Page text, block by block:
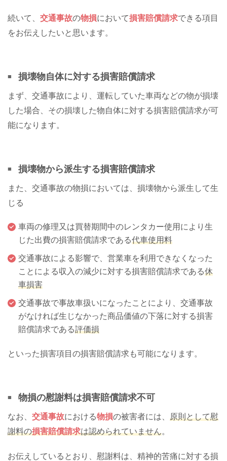
続いて、 交通事故の物損において損害賠償請求できる項目
をお伝えしたいと思います。
損壊物自体に対する損害賠償請求
まず、交通事故により、運転していた車両などの物が損壊
した場合、その損壊した物自体に対する損害賠償請求が可
能になります。
損壊物から派生する損害賠償請求
また、交通事故の物損においては、損壊物から派生して生
じる
車両の修理又は買替期間中のレンタカー使用により生
じた出費の損害賠償請求である代車使用料
交通事故による影響で、営業車を利用できなくなった
ことによる収入の減少に対する損害賠償請求である休
車損害
交通事故で事故車扱いになったことにより、交通事故
がなければ生じなかった商品価値の下落に対する損害
賠償請求である評価損
といった損害項目の損害賠償請求も可能になります。
物損の慰謝料は損害賠償請求不可
なお、 交通事故における物損の被害者には、 原則として慰
謝料の損害賠償請求は認められていません。
お伝えしているとおり、慰謝料は、精神的苦痛に対する損